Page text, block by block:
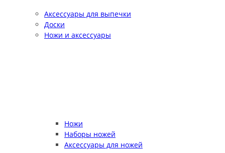
Аксессуары для выпечки
Доски
Ножи и аксессуары
Ножи
Наборы ножей
Аксессуары для ножей